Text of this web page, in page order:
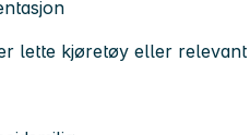
lette kjøretøy eller relevant